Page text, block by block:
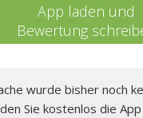
App laden und
Bewertung
wurde bisher noch
Sie kostenlos die